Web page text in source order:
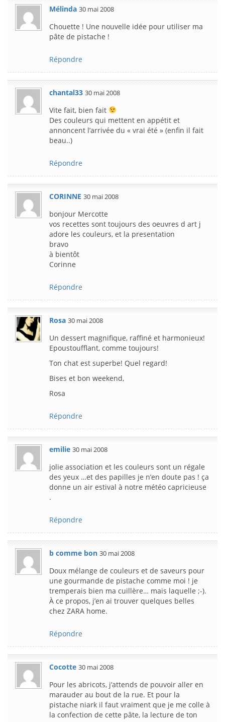
Mélinda 30 mai 2008
Chouette ! Une nouvelle idée pour utiliser ma
pâte de pistache !
Répondre
chantal33 30 mai 2008
Vite fait, bien fait
Des couleurs qui mettent en appétit et
annoncent l’arrivée du « vrai été » (enfin il fait
beau..)
Répondre
CORINNE 30 mai 2008
bonjour Mercotte
vos recettes sont toujours des oeuvres d art j
adore les couleurs, et la presentation
bravo
à bientôt
Corinne
Répondre
Rosa 30 mai 2008
Un dessert magnifique, raffiné et harmonieux!
Epoustoufflant, comme toujours!
Ton chat est superbe! Quel regard!
Bises et bon weekend,
Rosa
Répondre
emilie 30 mai 2008
jolie association et les couleurs sont un régale
des yeux …et des papilles je n’en doute pas ! ça
donne un air estival à notre météo capricieuse
.
Répondre
b comme bon 30 mai 2008
Doux mélange de couleurs et de saveurs pour
une gourmande de pistache comme moi ! je
tremperais bien ma cuillère… mais laquelle ;-).
À ce propos, j’en ai trouver quelques belles
chez ZARA home.
Répondre
Cocotte 30 mai 2008
Pour les abricots, j’attends de pouvoir aller en
marauder au bout de la rue. Et pour la
pistache niark il faut vraiment que je me colle à
la confection de cette pâte, la lecture de ton